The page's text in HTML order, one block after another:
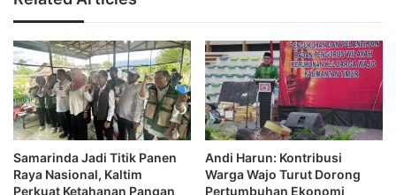
terdengar di dunia,” katanya.
Namun, Sri Wahyuni juga menyoroti perlunya peningkatan
aksesibilitas dan fasilitas pendukung untuk menunjang
status sebagai destinasi global.
Salah satu tantangan utama saat ini adalah biaya
transportasi yang masih tinggi karena keterbatasan moda
dan infrastruktur.
Samarinda Jadi Titik Panen
Raya Nasional, Kaltim
Perkuat Ketahanan Pangan
Andi Harun: Kontribusi
Warga Wajo Turut Dorong
Pertumbuhan Ekonomi